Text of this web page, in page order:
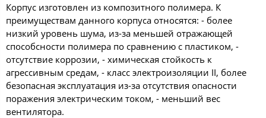
Корпус изготовлен из композитного полимера. К
преимуществам данного корпуса относятся: - более
низкий уровень шума, из-за меньшей отражающей
способсности полимера по сравнению с пластиком, -
отсутствие коррозии, - химическая стойкость к
агрессивным средам, - класс электроизоляции II, более
безопасная эксплуатация из-за отсутствия опасности
поражения электрическим током, - меньший вес
вентилятора.